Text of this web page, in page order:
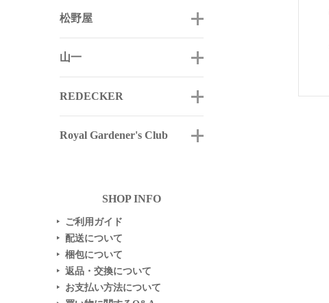
松野屋
山一
REDECKER
Royal Gardener's Club
SHOP INFO
▶ ご利用ガイド
▶ 配送について
▶ 梱包について
▶ 返品・交換について
▶ お支払い方法について